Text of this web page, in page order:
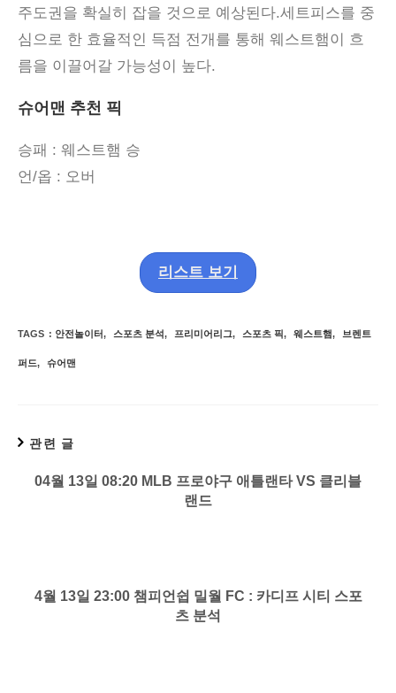
주도권을 확실히 잡을 것으로 예상된다.세트피스를 중
심으로 한 효율적인 득점 전개를 통해 웨스트햄이 흐
름을 이끌어갈 가능성이 높다.
슈어맨 추천 픽
승패 : 웨스트햄 승
언/옵 : 오버
리스트 보기
TAGS : 안전놀이터, 스포츠 분석, 프리미어리그, 스포츠 픽, 웨스트햄, 브렌트
퍼드, 슈어맨
관련 글
04월 13일 08:20 MLB 프로야구 애틀랜타 VS 클리블
랜드
4월 13일 23:00 챔피언쉽 밀월 FC : 카디프 시티 스포
츠 분석